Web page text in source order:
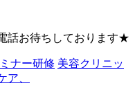
話お待ちしております★
ナー研修 美容クリニッ
ア、